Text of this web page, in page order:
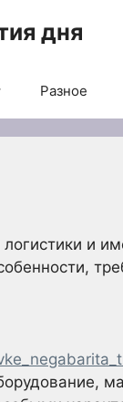
дня
Разное
и